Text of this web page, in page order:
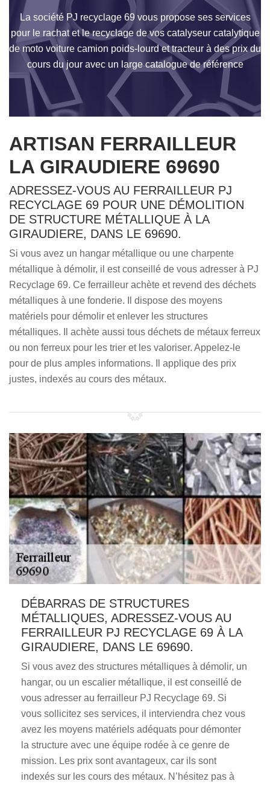
La société PJ recyclage 69 vous propose ses services
pour le rachat et le recyclage de vos catalyseur catalytique
de moto voiture camion poids-lourd et tracteur à des prix du
cours du jour avec un large catalogue de référence
ARTISAN FERRAILLEUR
LA GIRAUDIERE 69690
ADRESSEZ-VOUS AU FERRAILLEUR PJ
RECYCLAGE 69 POUR UNE DÉMOLITION
DE STRUCTURE MÉTALLIQUE À LA
GIRAUDIERE, DANS LE 69690.
Si vous avez un hangar métallique ou une charpente
métallique à démolir, il est conseillé de vous adresser à PJ
Recyclage 69. Ce ferrailleur achète et revend des déchets
métalliques à une fonderie. Il dispose des moyens
matériels pour démolir et enlever les structures
métalliques. Il achète aussi tous déchets de métaux ferreux
ou non ferreux pour les trier et les valoriser. Appelez-le
pour de plus amples informations. Il applique des prix
justes, indexés au cours des métaux.
DÉBARRAS DE STRUCTURES
MÉTALLIQUES, ADRESSEZ-VOUS AU
FERRAILLEUR PJ RECYCLAGE 69 À LA
GIRAUDIERE, DANS LE 69690.
Si vous avez des structures métalliques à démolir, un
hangar, ou un escalier métallique, il est conseillé de
vous adresser au ferrailleur PJ Recyclage 69. Si
vous sollicitez ses services, il interviendra chez vous
avez les moyens matériels adéquats pour démonter
la structure avec une équipe rodée à ce genre de
mission. Les prix sont avantageux, car ils sont
indexés sur les cours des métaux. N’hésitez pas à